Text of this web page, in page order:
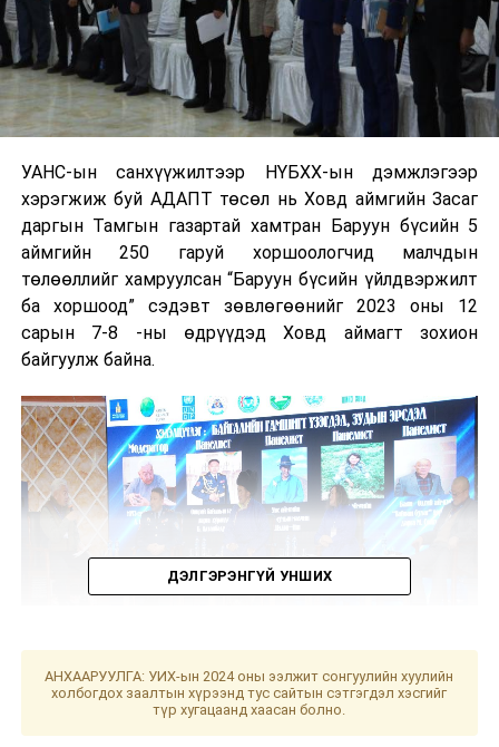
УАНС-ын санхүүжилтээр НҮБХХ-ын дэмжлэгээр
хэрэгжиж буй АДАПТ төсөл нь Ховд аймгийн Засаг
даргын Тамгын газартай хамтран Баруун бүсийн 5
аймгийн 250 гаруй хоршоологчид малчдын
төлөөллийг хамруулсан “Баруун бүсийн үйлдвэржилт
ба хоршоод” сэдэвт зөвлөгөөнийг 2023 оны 12
сарын 7-8 -ны өдрүүдэд Ховд аймагт зохион
байгуулж байна.
ДЭЛГЭРЭНГҮЙ УНШИХ
АНХААРУУЛГА: УИХ-ын 2024 оны ээлжит сонгуулийн хуулийн
холбогдох заалтын хүрээнд тус сайтын сэтгэгдэл хэсгийг
түр хугацаанд хаасан болно.